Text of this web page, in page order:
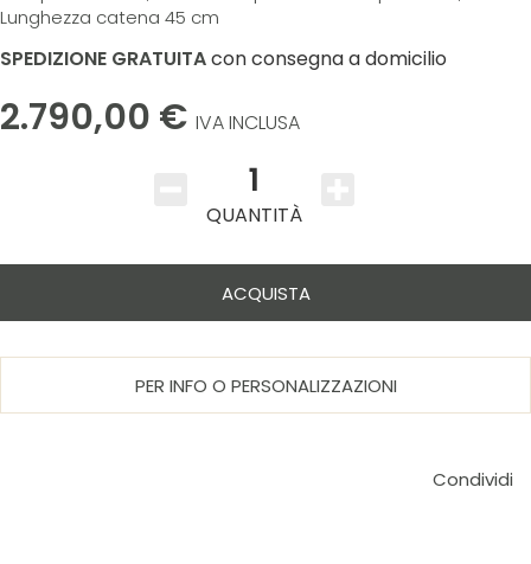
Lunghezza catena 45 cm
SPEDIZIONE GRATUITAcon consegna a domicilio
2.790,00 € IVA INCLUSA
1
QUANTITÀ
ACQUISTA
PER INFO O PERSONALIZZAZIONI
Condividi